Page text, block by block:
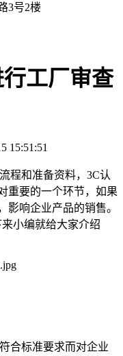
3号2楼
工厂审查
15:51:51
程和准备资料，3C认
重要的一个环节，如果
影响企业产品的销售。
小编就给大家介绍
合标准要求而对企业